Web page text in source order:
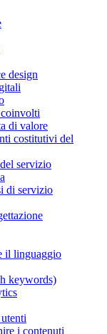
design
di valore
costitutivi del
servizio
di servizio
il linguaggio
keywords)
i contenuti